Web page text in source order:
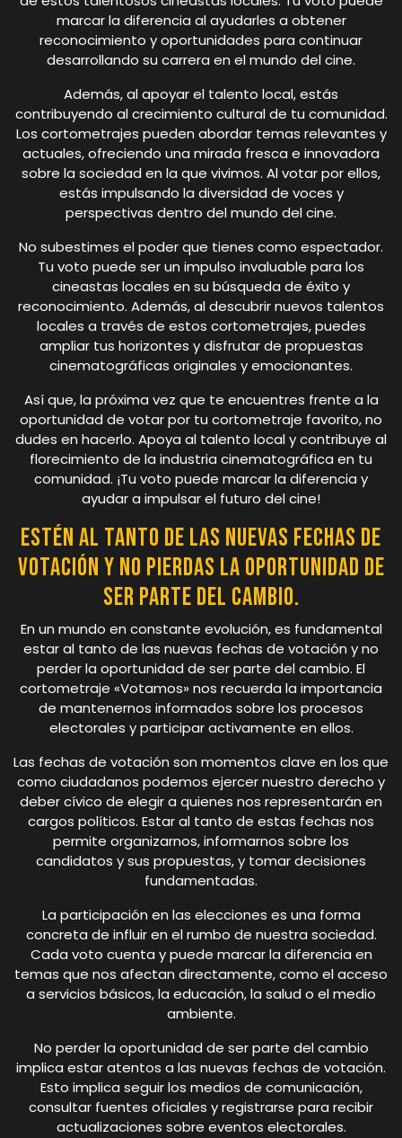
marcar la diferencia al ayudarles a obtener
reconocimiento y oportunidades para continuar
desarrollando su carrera en el mundo del cine.
Además, al apoyar el talento local, estás
contribuyendo al crecimiento cultural de tu comunidad.
Los cortometrajes pueden abordar temas relevantes y
actuales, ofreciendo una mirada fresca e innovadora
sobre la sociedad en la que vivimos. Al votar por ellos,
estás impulsando la diversidad de voces y
perspectivas dentro del mundo del cine.
No subestimes el poder que tienes como espectador.
Tu voto puede ser un impulso invaluable para los
cineastas locales en su búsqueda de éxito y
reconocimiento. Además, al descubrir nuevos talentos
locales a través de estos cortometrajes, puedes
ampliar tus horizontes y disfrutar de propuestas
cinematográficas originales y emocionantes.
Así que, la próxima vez que te encuentres frente a la
oportunidad de votar por tu cortometraje favorito, no
dudes en hacerlo. Apoya al talento local y contribuye al
florecimiento de la industria cinematográfica en tu
comunidad. ¡Tu voto puede marcar la diferencia y
ayudar a impulsar el futuro del cine!
Estén al tanto de las nuevas fechas de
votación y no pierdas la oportunidad de
ser parte del cambio.
En un mundo en constante evolución, es fundamental
estar al tanto de las nuevas fechas de votación y no
perder la oportunidad de ser parte del cambio. El
cortometraje «Votamos» nos recuerda la importancia
de mantenernos informados sobre los procesos
electorales y participar activamente en ellos.
Las fechas de votación son momentos clave en los que
como ciudadanos podemos ejercer nuestro derecho y
deber cívico de elegir a quienes nos representarán en
cargos políticos. Estar al tanto de estas fechas nos
permite organizarnos, informarnos sobre los
candidatos y sus propuestas, y tomar decisiones
fundamentadas.
La participación en las elecciones es una forma
concreta de influir en el rumbo de nuestra sociedad.
Cada voto cuenta y puede marcar la diferencia en
temas que nos afectan directamente, como el acceso
a servicios básicos, la educación, la salud o el medio
ambiente.
No perder la oportunidad de ser parte del cambio
implica estar atentos a las nuevas fechas de votación.
Esto implica seguir los medios de comunicación,
consultar fuentes oficiales y registrarse para recibir
actualizaciones sobre eventos electorales.